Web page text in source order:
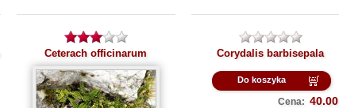
Ceterach officinarum Corydalis barbisepala
Do koszyka
Cena: 40.00